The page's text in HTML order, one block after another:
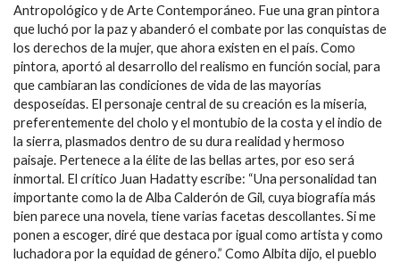
Antropológico y de Arte Contemporáneo. Fue una gran pintora
que luchó por la paz y abanderó el combate por las conquistas de
los derechos de la mujer, que ahora existen en el país. Como
pintora, aportó al desarrollo del realismo en función social, para
que cambiaran las condiciones de vida de las mayorías
desposeídas. El personaje central de su creación es la miseria,
preferentemente del cholo y el montubio de la costa y el indio de
la sierra, plasmados dentro de su dura realidad y hermoso
paisaje. Pertenece a la élite de las bellas artes, por eso será
inmortal. El crítico Juan Hadatty escribe: “Una personalidad tan
importante como la de Alba Calderón de Gil, cuya biografía más
bien parece una novela, tiene varias facetas descollantes. Si me
ponen a escoger, diré que destaca por igual como artista y como
luchadora por la equidad de género.” Como Albita dijo, el pueblo